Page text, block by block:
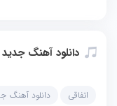
دانلود آهنگ جدید
اتفاقی دانلود آهنگ